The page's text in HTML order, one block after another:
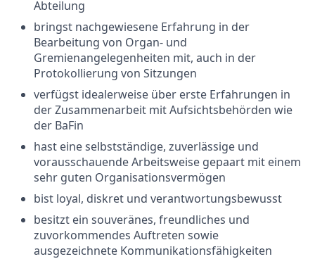
Abteilung
bringst nachgewiesene Erfahrung in der
Bearbeitung von Organ- und
Gremienangelegenheiten mit, auch in der
Protokollierung von Sitzungen
verfügst idealerweise über erste Erfahrungen in
der Zusammenarbeit mit Aufsichtsbehörden wie
der BaFin
hast eine selbstständige, zuverlässige und
vorausschauende Arbeitsweise gepaart mit einem
sehr guten Organisationsvermögen
bist loyal, diskret und verantwortungsbewusst
besitzt ein souveränes, freundliches und
zuvorkommendes Auftreten sowie
ausgezeichnete Kommunikationsfähigkeiten